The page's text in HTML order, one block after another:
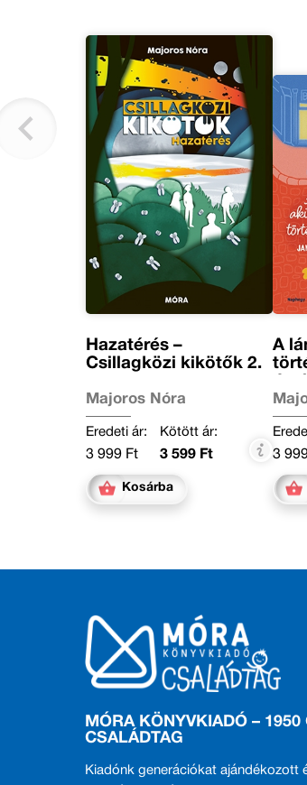
Hazatérés –
Csillagközi kikötők 2.
Majoros Nóra
Eredeti ár:
3 999 Ft
Kötött ár:
3 599 Ft
Kosárba
A
3
MÓRA KÖNYVKIADÓ – 1950
CSALÁDTAG
Kiadónk generációkat ajándékozott